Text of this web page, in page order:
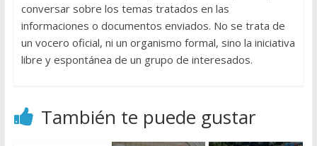
conversar sobre los temas tratados en las
informaciones o documentos enviados. No se trata de
un vocero oficial, ni un organismo formal, sino la iniciativa
libre y espontánea de un grupo de interesados.
También te puede gustar